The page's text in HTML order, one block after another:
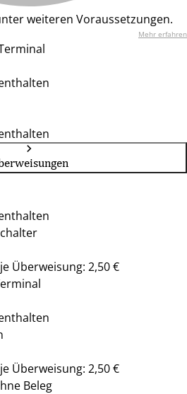
weiteren Voraussetzungen.
Mehr erfahren
Überweisung: 2,50 €
Überweisung: 2,50 €
Beleg